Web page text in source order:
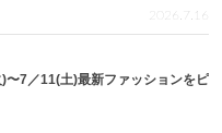
2026.7.16
)〜7／11(土)最新ファッションをピ